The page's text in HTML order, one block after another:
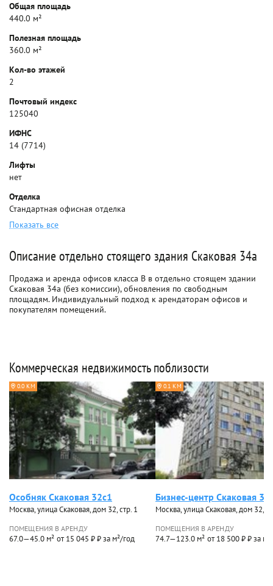
Общая площадь
440.0 м²
Полезная площадь
360.0 м²
Кол-во этажей
2
Почтовый индекс
125040
ИФНС
14 (7714)
Лифты
нет
Отделка
Стандартная офисная отделка
Показать все
Описание отдельно стоящего здания Скаковая 34а
Продажа и аренда офисов класса B в отдельно стоящем здании
Скаковая 34а (без комиссии), обновления по свободным
площадям. Индивидуальный подход к арендаторам офисов и
покупателям помещений.
Коммерческая недвижимость поблизости
0.0 КМ
Особняк Скаковая 32с1
Москва, улица Скаковая, дом 32, стр. 1
ПОМЕЩЕНИЯ В АРЕНДУ
67.0—45.0 м² от 15 045 ₽ ₽ за м²/год
0.1 КМ
Бизнес-центр Скаковая 32
Москва, улица Скаковая, дом 32,
ПОМЕЩЕНИЯ В АРЕНДУ
74.7—123.0 м² от 18 500 ₽ ₽ за